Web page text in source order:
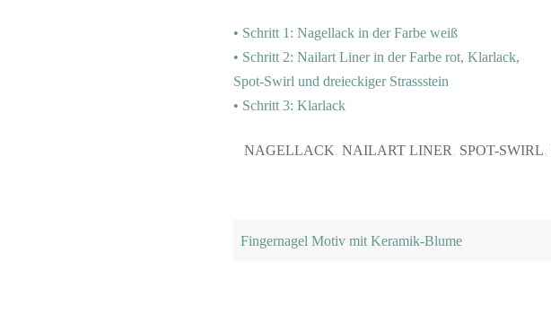
• Schritt 1: Nagellack in der Farbe weiß
• Schritt 2: Nailart Liner in der Farbe rot, Klarlack,
Spot-Swirl und dreieckiger Strassstein
• Schritt 3: Klarlack
NAGELLACK, NAILART LINER, SPOT-SWIRL,
Fingernagel Motiv mit Keramik-Blume